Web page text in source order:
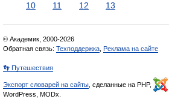
10
11 12 13
© Академик, 2000-2026
Обратная связь: Техподдержка Реклама на сайте
👣 Путешествия
Экспорт словарей на сайты , сделанные на PHP,
WordPress, MODx.